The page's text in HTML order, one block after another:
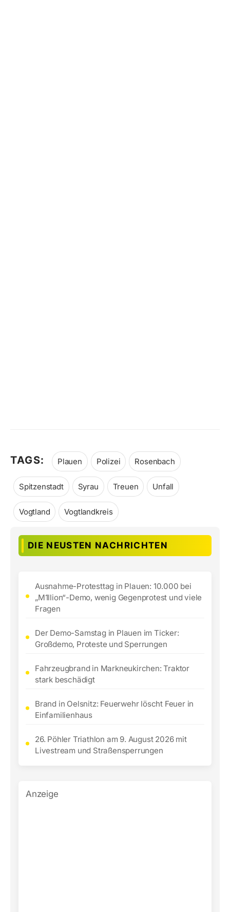
TAGS: Plauen Polizei Rosenbach
Spitzenstadt Syrau Treuen Unfall
Vogtland Vogtlandkreis
DIE NEUSTEN NACHRICHTEN
Ausnahme-Protesttag in Plauen: 10.000 bei
„M1llion“-Demo, wenig Gegenprotest und viele
Fragen
Der Demo-Samstag in Plauen im Ticker:
Großdemo, Proteste und Sperrungen
Fahrzeugbrand in Markneukirchen: Traktor
stark beschädigt
Brand in Oelsnitz: Feuerwehr löscht Feuer in
Einfamilienhaus
26. Pöhler Triathlon am 9. August 2026 mit
Livestream und Straßensperrungen
Anzeige